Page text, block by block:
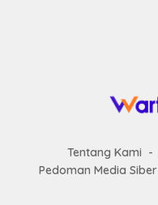
Tentang Kami
Pedoman Media Siber